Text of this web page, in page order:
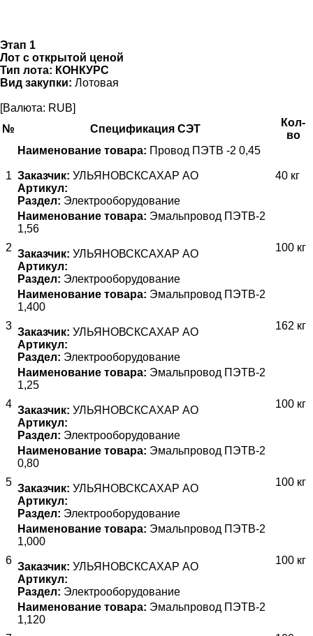
Этап 1
Лот с открытой ценой
Тип лота: КОНКУРС
Вид закупки: Лотовая
[Валюта: RUB]
№
Спецификация СЭТ
Кол-
во
1
Наименование товара: Провод ПЭТВ -2 0,45
Заказчик: УЛЬЯНОВСКСАХАР АО
Артикул:
Раздел: Электрооборудование
40 кг
2
Наименование товара: Эмальпровод ПЭТВ-2
1,56
Заказчик: УЛЬЯНОВСКСАХАР АО
Артикул:
Раздел: Электрооборудование
100 кг
3
Наименование товара: Эмальпровод ПЭТВ-2
1,400
Заказчик: УЛЬЯНОВСКСАХАР АО
Артикул:
Раздел: Электрооборудование
162 кг
4
Наименование товара: Эмальпровод ПЭТВ-2
1,25
Заказчик: УЛЬЯНОВСКСАХАР АО
Артикул:
Раздел: Электрооборудование
100 кг
5
Наименование товара: Эмальпровод ПЭТВ-2
0,80
Заказчик: УЛЬЯНОВСКСАХАР АО
Артикул:
Раздел: Электрооборудование
100 кг
6
Наименование товара: Эмальпровод ПЭТВ-2
1,000
Заказчик: УЛЬЯНОВСКСАХАР АО
Артикул:
Раздел: Электрооборудование
100 кг
Наименование товара: Эмальпровод ПЭТВ-2
1,120